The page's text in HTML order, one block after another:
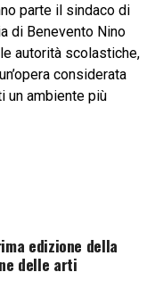
parte il sindaco di
di Benevento Nino
autorità scolastiche,
considerata
un ambiente più
edizione della
delle arti